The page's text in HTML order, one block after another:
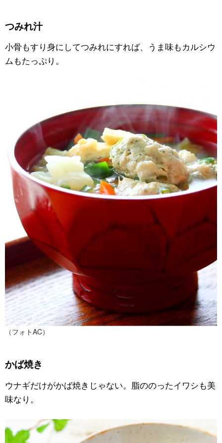
つみれ汁
小骨もすり身にしてつみれにすれば、うま味もカルシウ
ムもたっぷり。
（フォトAC）
かば焼き
ウナギだけがかば焼きじゃない。脂ののったイワシも美
味なり。